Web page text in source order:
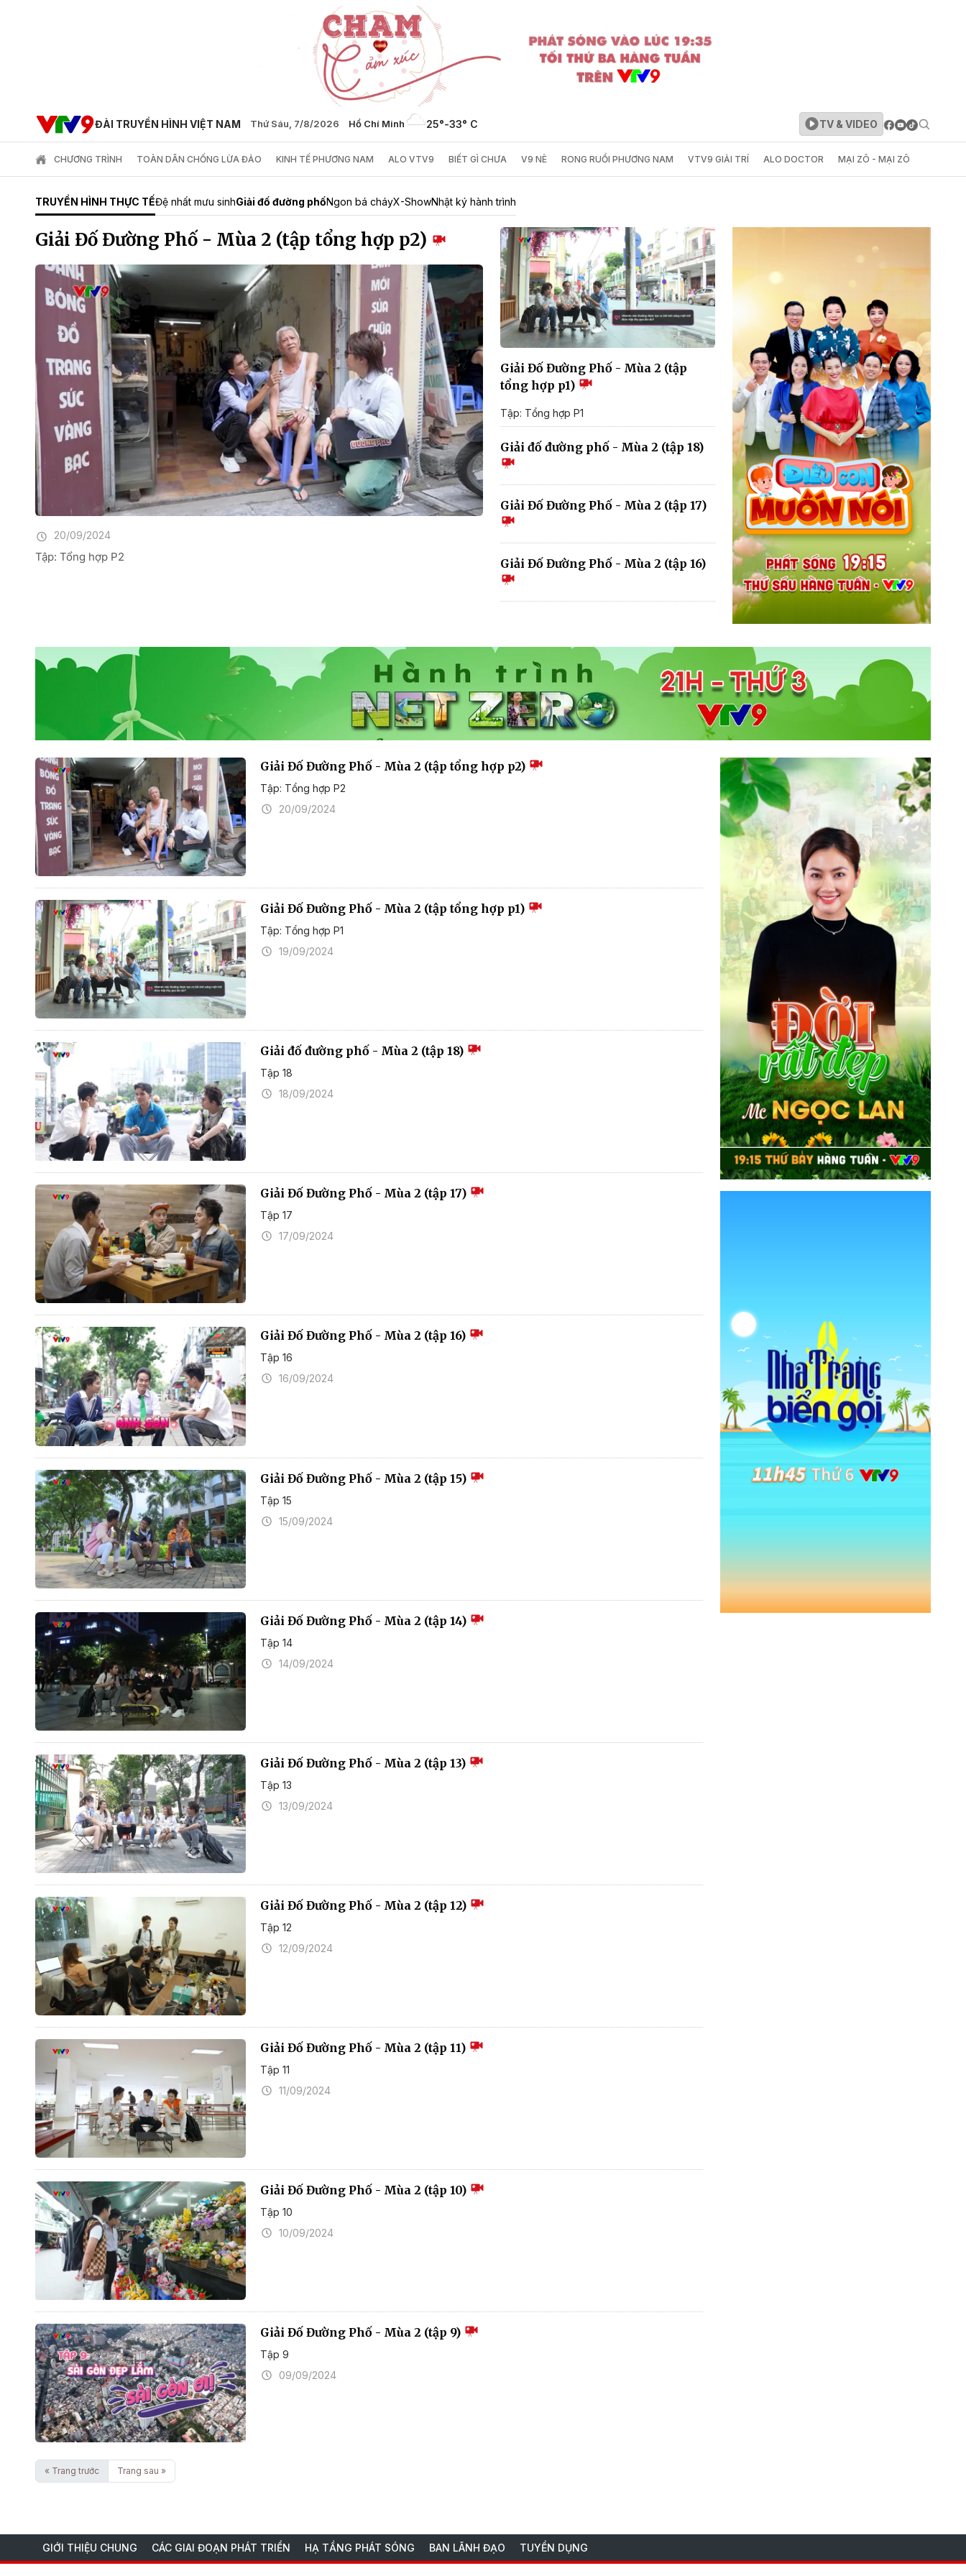
ĐÀI TRUYỀN HÌNH VIỆT NAM Thứ Sáu, 7/8/2026 Hồ Chí Minh 25°-33° C TV & VIDEO
CHƯƠNG TRÌNH TOÀN DÂN CHỐNG LỪA ĐẢO KINH TẾ PHƯƠNG NAM ALO VTV9 BIẾT GÌ CHƯA V9 NÈ RONG RUỔI PHƯƠNG NAM VTV9 GIẢI TRÍ ALO DOCTOR MẠI ZÔ - MẠI ZÔ
TRUYỀN HÌNH THỰC TẾĐệ nhất mưu sinhGiải đố đường phốNgon bá cháyX-ShowNhật ký hành trình
Giải Đố Đường Phố - Mùa 2 (tập tổng hợp p2)
20/09/2024
Tập: Tổng hợp P2
Giải Đố Đường Phố - Mùa 2 (tập
tổng hợp p1)
Tập: Tổng hợp P1
Giải đố đường phố - Mùa 2 (tập 18)
Giải Đố Đường Phố - Mùa 2 (tập 17)
Giải Đố Đường Phố - Mùa 2 (tập 16)
Giải Đố Đường Phố - Mùa 2 (tập tổng hợp p2)
Tập: Tổng hợp P2
20/09/2024
Giải Đố Đường Phố - Mùa 2 (tập tổng hợp p1)
Tập: Tổng hợp P1
19/09/2024
Giải đố đường phố - Mùa 2 (tập 18)
Tập 18
18/09/2024
Giải Đố Đường Phố - Mùa 2 (tập 17)
Tập 17
17/09/2024
Giải Đố Đường Phố - Mùa 2 (tập 16)
Tập 16
16/09/2024
Giải Đố Đường Phố - Mùa 2 (tập 15)
Tập 15
15/09/2024
Giải Đố Đường Phố - Mùa 2 (tập 14)
Tập 14
14/09/2024
Giải Đố Đường Phố - Mùa 2 (tập 13)
Tập 13
13/09/2024
Giải Đố Đường Phố - Mùa 2 (tập 12)
Tập 12
12/09/2024
Giải Đố Đường Phố - Mùa 2 (tập 11)
Tập 11
11/09/2024
Giải Đố Đường Phố - Mùa 2 (tập 10)
Tập 10
10/09/2024
Giải Đố Đường Phố - Mùa 2 (tập 9)
Tập 9
09/09/2024
« Trang trước Trang sau »
GIỚI THIỆU CHUNG CÁC GIAI ĐOẠN PHÁT TRIỂN HẠ TẦNG PHÁT SÓNG BAN LÃNH ĐẠO TUYỂN DỤNG